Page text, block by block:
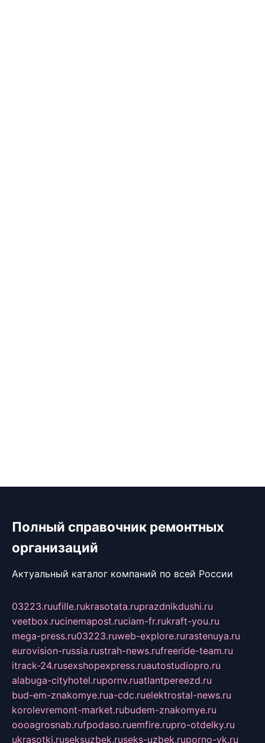
Полный справочник ремонтных
организаций
Актуальный каталог компаний по всей России
03223.ruufille.rukrasotata.ruprazdnikdushi.ru
veetbox.rucinemapost.ruciam-fr.rukraft-you.ru
mega-press.ru03223.ruweb-explore.rurastenuya.ru
eurovision-russia.rustrah-news.rufreeride-team.ru
itrack-24.rusexshopexpress.ruautostudiopro.ru
alabuga-cityhotel.rupornv.ruatlantpereezd.ru
bud-em-znakomye.rua-cdc.ruelektrostal-news.ru
korolevremont-market.rubudem-znakomye.ru
oooagrosnab.rufpodaso.ruemfire.rupro-otdelky.ru
ukrasotki.ruseksuzbek.ruseks-uzbek.ruporno-vk.ru